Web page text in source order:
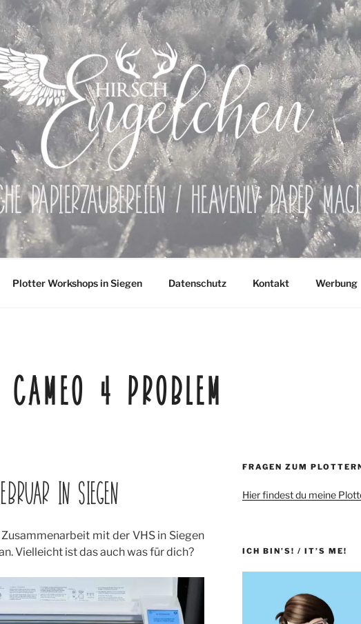
Papierzaubereien / Heavenly Paper
Plotter Workshops in Siegen Datenschutz Kontakt Werbung
CAMEO 4 PROBLEM
IN SIEGEN
mit der VHS in Siegen
Vielleicht ist das auch was für dich?
FRAGEN ZUM
Hier findest du meine
ICH BIN’S! / IT’S ME!